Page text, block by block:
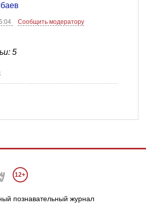
Сообщить модератору
5
12+
познавательный журнал